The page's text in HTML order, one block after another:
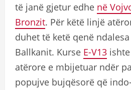
të janë gjetur edhe në
Bronzit. Për këtë linjë
duhet të ketë qenë
Ballkanit. Kurse E-V13
atërore e mbijetuar ndër
popujve bujqësorë që